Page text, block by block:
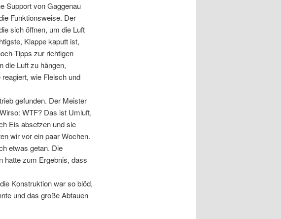
Support von Gaggenau
Funktionsweise. Der
sich öffnen, um die Luft
Klappe kaputt ist,
Tipps zur richtigen
die Luft zu hängen,
wie Fleisch und
gefunden. Der Meister
WTF? Das ist Umluft,
Eis absetzen und sie
wir vor ein paar Wochen.
etwas getan. Die
hatte zum Ergebnis, dass
Konstruktion war so blöd,
und das große Abtauen